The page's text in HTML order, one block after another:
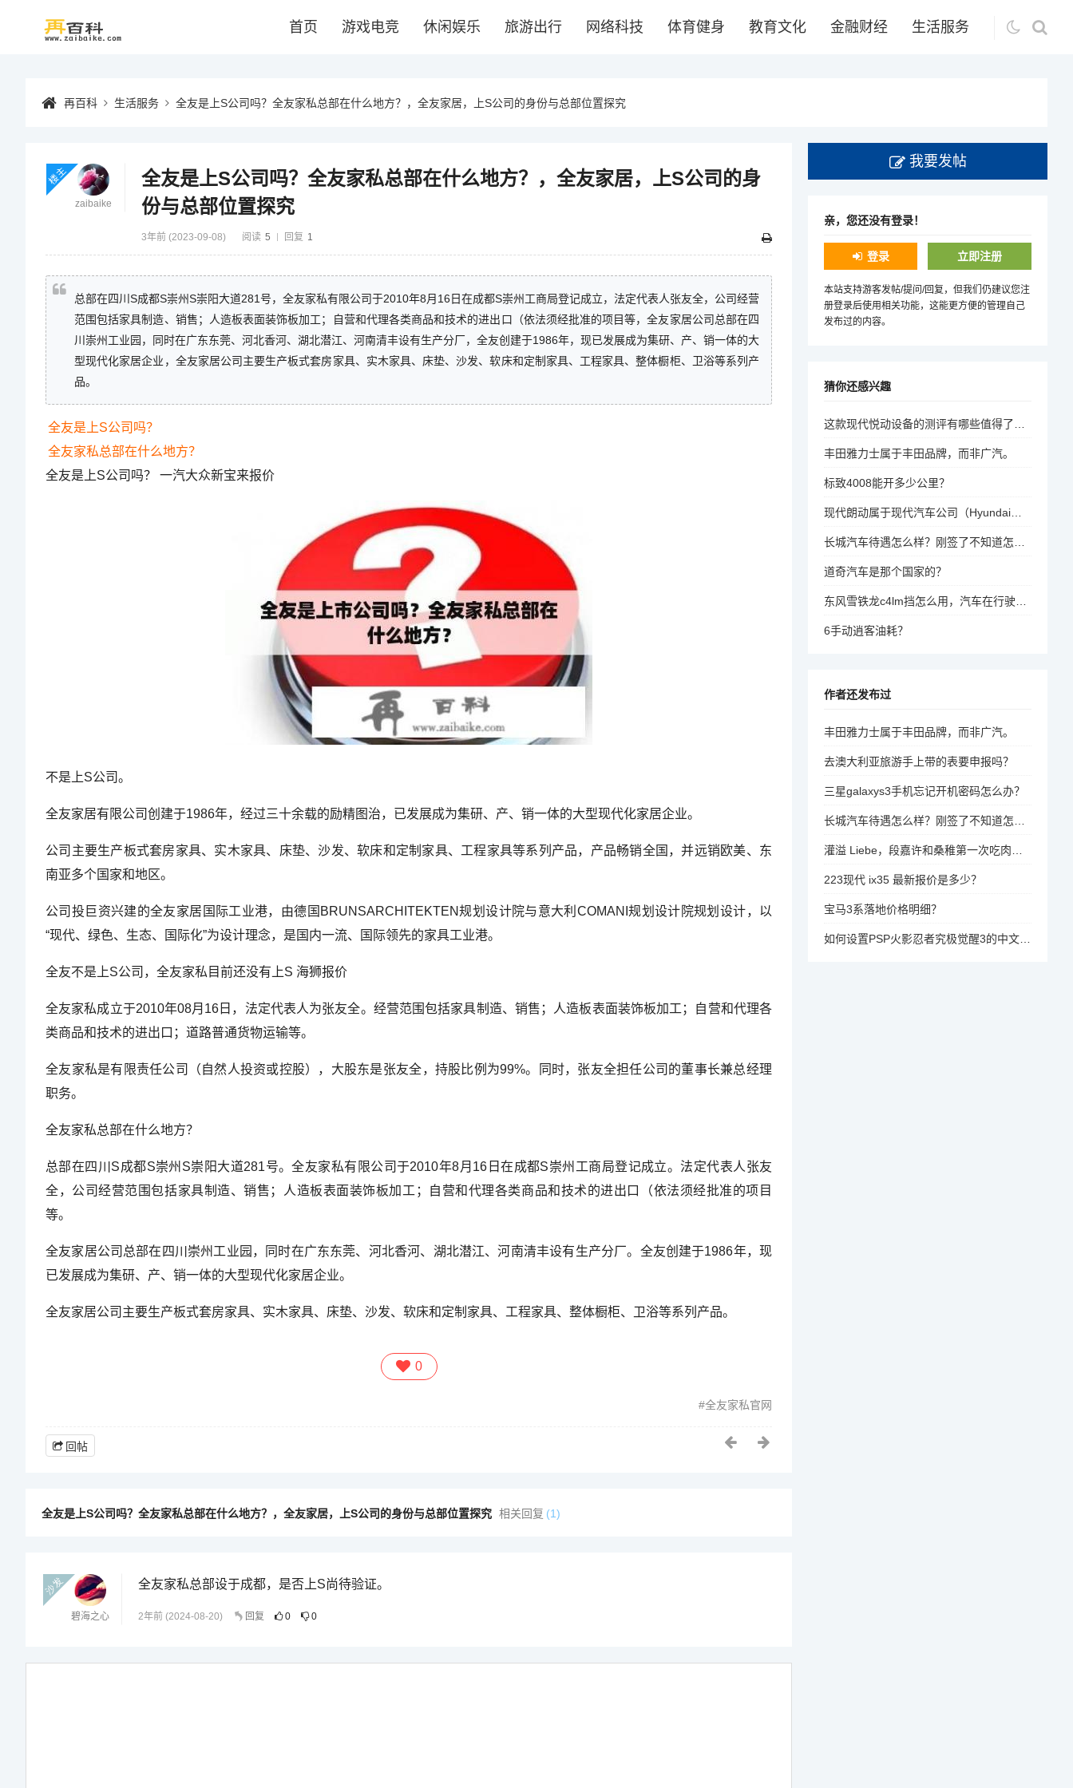
首页 游戏电竞 休闲娱乐 旅游出行 网络科技 体育健身 教育文化 金融财经 生活服务
再百科 生活服务 全友是上S公司吗？全友家私总部在什么地方？，全友家居，上S公司的身份与总部位置探究
全友是上S公司吗？全友家私总部在什么地方？，全友家居，上S公司的身
份与总部位置探究
3年前 (2023-09-08) 阅读 5 回复 1
zaibaike
楼主
总部在四川S成都S崇州S崇阳大道281号，全友家私有限公司于2010年8月16日在成都S崇州工商局登记成立，法定代表人张友全，公司经营
范围包括家具制造、销售；人造板表面装饰板加工；自营和代理各类商品和技术的进出口（依法须经批准的项目等，全友家居公司总部在四
川崇州工业园，同时在广东东莞、河北香河、湖北潜江、河南清丰设有生产分厂，全友创建于1986年，现已发展成为集研、产、销一体的大
型现代化家居企业，全友家居公司主要生产板式套房家具、实木家具、床垫、沙发、软床和定制家具、工程家具、整体橱柜、卫浴等系列产
品。
全友是上S公司吗？
全友家私总部在什么地方？
全友是上S公司吗？ 一汽大众新宝来报价
不是上S公司。
全友家居有限公司创建于1986年，经过三十余载的励精图治，已发展成为集研、产、销一体的大型现代化家居企业。
公司主要生产板式套房家具、实木家具、床垫、沙发、软床和定制家具、工程家具等系列产品，产品畅销全国，并远销欧美、东
南亚多个国家和地区。
公司投巨资兴建的全友家居国际工业港，由德国BRUNSARCHITEKTEN规划设计院与意大利COMANI规划设计院规划设计，以
“现代、绿色、生态、国际化”为设计理念，是国内一流、国际领先的家具工业港。
全友不是上S公司，全友家私目前还没有上S 海狮报价
全友家私成立于2010年08月16日，法定代表人为张友全。经营范围包括家具制造、销售；人造板表面装饰板加工；自营和代理各
类商品和技术的进出口；道路普通货物运输等。
全友家私是有限责任公司（自然人投资或控股），大股东是张友全，持股比例为99%。同时，张友全担任公司的董事长兼总经理
职务。
全友家私总部在什么地方？
总部在四川S成都S崇州S崇阳大道281号。全友家私有限公司于2010年8月16日在成都S崇州工商局登记成立。法定代表人张友
全，公司经营范围包括家具制造、销售；人造板表面装饰板加工；自营和代理各类商品和技术的进出口（依法须经批准的项目
等。
全友家居公司总部在四川崇州工业园，同时在广东东莞、河北香河、湖北潜江、河南清丰设有生产分厂。全友创建于1986年，现
已发展成为集研、产、销一体的大型现代化家居企业。
全友家居公司主要生产板式套房家具、实木家具、床垫、沙发、软床和定制家具、工程家具、整体橱柜、卫浴等系列产品。
0
全友家私官网
回帖
全友是上S公司吗？全友家私总部在什么地方？，全友家居，上S公司的身份与总部位置探究 相关回复 (1)
碧海之心
沙发 全友家私总部设于成都，是否上S尚待验证。
2年前 (2024-08-20) 回复 0 0
我要发帖
亲，您还没有登录！
登录 立即注册
本站支持游客发帖/提问/回复，但我们仍建议您注
册登录后使用相关功能，这能更方便的管理自己
发布过的内容。
猜你还感兴趣
这款现代悦动设备的测评有哪些值得了解的点？
丰田雅力士属于丰田品牌，而非广汽。
标致4008能开多少公里？
现代朗动属于现代汽车公司（Hyundai）的车系。
长城汽车待遇怎么样？刚签了不知道怎么样？
道奇汽车是那个国家的？
东风雪铁龙c4lm挡怎么用，汽车在行驶中可以变换挡位不？
6手动逍客油耗？
作者还发布过
丰田雅力士属于丰田品牌，而非广汽。
去澳大利亚旅游手上带的表要申报吗？
三星galaxys3手机忘记开机密码怎么办？
长城汽车待遇怎么样？刚签了不知道怎么样？
灌溢 Liebe，段嘉许和桑稚第一次吃肉是什么时候？
223现代 ix35 最新报价是多少？
宝马3系落地价格明细？
如何设置PSP火影忍者究极觉醒3的中文语言环境？